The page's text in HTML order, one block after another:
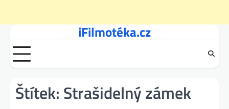
content
iFilmotéka.cz
Štítek: Strašidelný zámek